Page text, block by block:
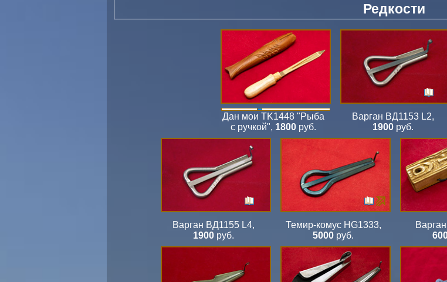
Редкости
Дан мои TK1448 "Рыба
с ручкой", 1800 руб.
Варган ВД1153 L2,
1900 руб.
Варган ВД1155 L4,
1900 руб.
Темир-комус HG1333,
5000 руб.